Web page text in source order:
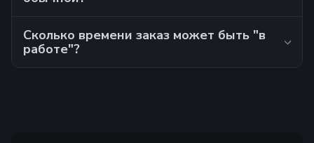
Сколько времени заказ может быть "в
работе"?